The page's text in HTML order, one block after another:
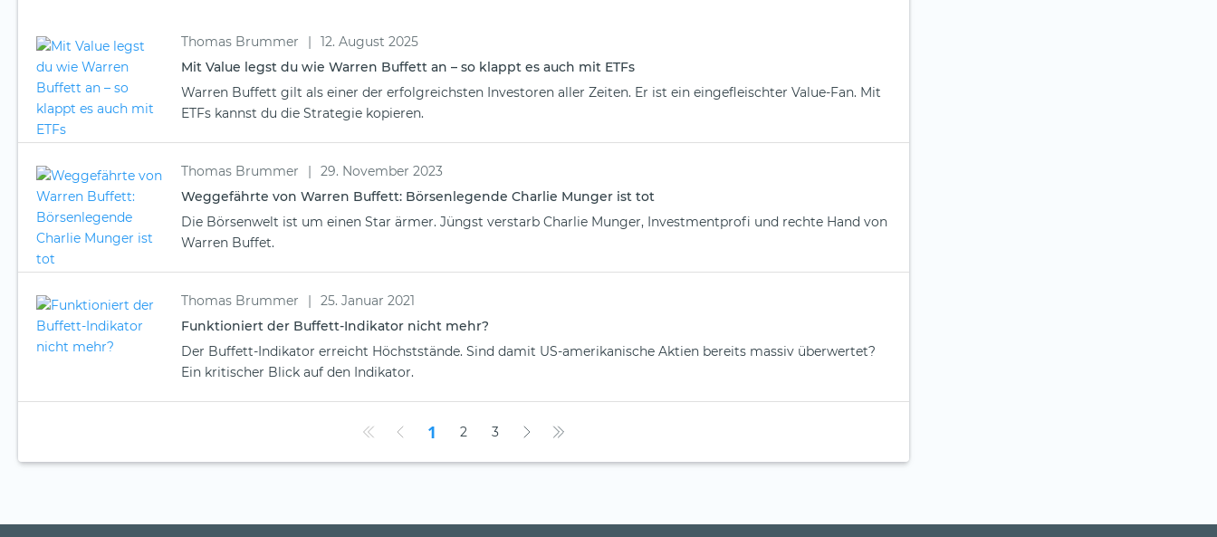
Thomas Brummer |
12. August 2025
Mit Value legst du wie Warren Buffett an – so klappt es auch mit ETFs
Warren Buffett gilt als einer der erfolgreichsten Investoren aller Zeiten. Er ist ein eingefleischter Value-Fan. Mit
ETFs kannst du die Strategie kopieren.
Thomas Brummer |
29. November 2023
Weggefährte von Warren Buffett: Börsenlegende Charlie Munger ist tot
Die Börsenwelt ist um einen Star ärmer. Jüngst verstarb Charlie Munger, Investmentprofi und rechte Hand von
Warren Buffet.
Thomas Brummer |
25. Januar 2021
Funktioniert der Buffett-Indikator nicht mehr?
Der Buffett-Indikator erreicht Höchststände. Sind damit US-amerikanische Aktien bereits massiv überwertet?
Ein kritischer Blick auf den Indikator.
1 2 3